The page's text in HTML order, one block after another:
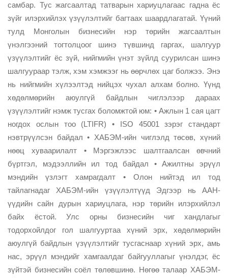
самбар. Тус жагсаалтад татварын хариуцлагаас гадна ёс
зүйг илэрхийлэх үзүүлэлтийг багтаах шаардлагатай. Үүний
тулд Монголын бизнесийн нэр төрийн жагсаалтын
үнэлгээний тогтолцоог шинэ түвшинд гаргах, шалгуур
үзүүлэлтийг ёс зүй, нийгмийн үнэт зүйлд суурилсан шинэ
шалгуураар тэлж, хэм хэмжээг нь өөрчлөх цаг болжээ. Энэ
нь нийгмийн хүлээлтэд нийцэх чухал алхам болно. Үүнд
хөдөлмөрийн аюулгүй байдлын чиглэлээр дараах
үзүүлэлтийг нэмж тусгах боломжтой юм: • Ажлын 1 сая цагт
ногдох ослын тоо (LTIFR) • ISO 45001 зэрэг стандарт
нэвтрүүлсэн байдал • ХАБЭМ-ийн чиглэлд төсөв, хүний
нөөц хуваарилалт • Мэргэжлээс шалтгаалсан өвчний
бүртгэл, мэдээллийн ил тод байдал • Ажилтны эрүүл
мэндийн үзлэгт хамрагдалт • Олон нийтэд ил тод
тайлагнадаг ХАБЭМ-ийн үзүүлэлтүүд Эдгээр нь ААН-
үүдийн сайн дурын хариуцлага, нэр төрийн илэрхийлэл
байх ёстой. Улс орны бизнесийн чиг хандлагыг
тодорхойлдог гол шалгууртаа хүний эрх, хөдөлмөрийн
аюулгүй байдлын үзүүлэлтийг тусгаснаар хүний эрх, амь
нас, эрүүл мэндийг хамгаалдаг байгууллагыг үнэлдэг, ёс
зүйтэй бизнесийн соёл төлөвшинө. Нөгөө талаар ХАБЭМ-